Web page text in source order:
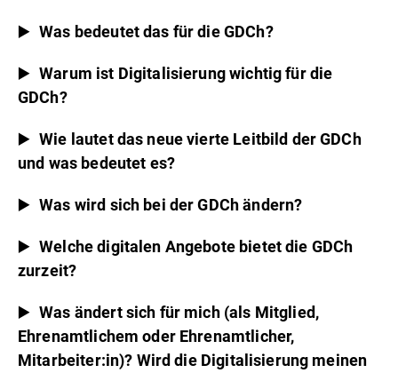
Was bedeutet das für die GDCh?
Warum ist Digitalisierung wichtig für die
GDCh?
Wie lautet das neue vierte Leitbild der GDCh
und was bedeutet es?
Was wird sich bei der GDCh ändern?
Welche digitalen Angebote bietet die GDCh
zurzeit?
Was ändert sich für mich (als Mitglied,
Ehrenamtlichem oder Ehrenamtlicher,
Mitarbeiter:in)? Wird die Digitalisierung meinen